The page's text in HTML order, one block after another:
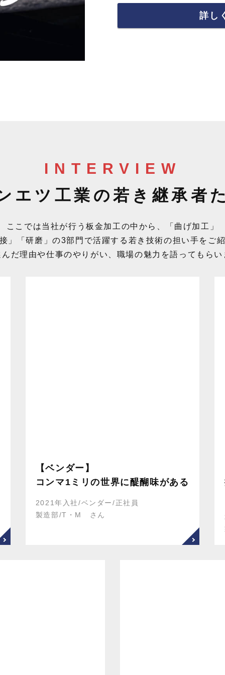
詳し
INTERVIEW
エツ工業の若き継承者
ここでは当社が行う板金加工の中から、
「曲げ加工」
」
「研磨」の3部門で活躍する若き技術の担い手をご紹
だ理由や仕事のやりがい、職場の魅力を語ってもらい
【ベンダー】
コンマ1ミリの世界に醍醐味がある
2021年入社/ベンダー/正社員
製造部/T・M さん